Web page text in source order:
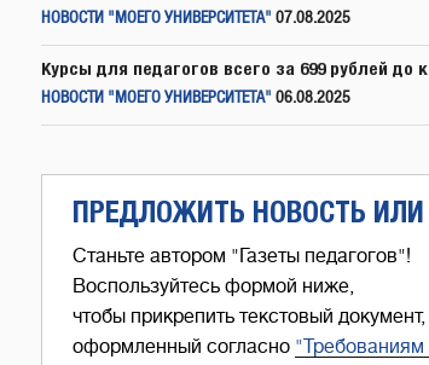
НОВОСТИ "МОЕГО УНИВЕРСИТЕТА" 07.08.2025
Курсы для педагогов всего за 699 рублей до
НОВОСТИ "МОЕГО УНИВЕРСИТЕТА" 06.08.2025
ПРЕДЛОЖИТЬ НОВОСТЬ
Станьте автором "Газеты педагогов"!
Воспользуйтесь формой ниже,
чтобы прикрепить текстовый документ,
оформленный согласно "Требованиям